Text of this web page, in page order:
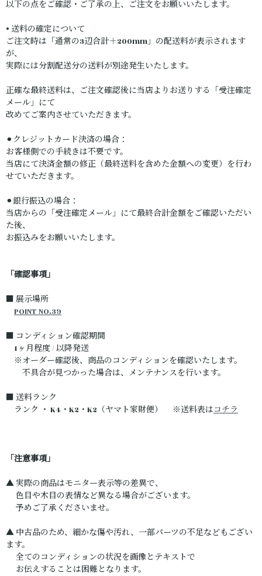
以下の点をご確認・ご了承の上、ご注文をお願いいたします。
• 送料の確定について
ご注文時は「通常の3辺合計＋200mm」の配送料が表示されます
が、
実際には分割配送分の送料が別途発生いたします。
正確な最終送料は、ご注文確認後に当店よりお送りする「受注確定
メール」にて
改めてご案内させていただきます。
⚫︎クレジットカード決済の場合：
お客様側での手続きは不要です。
当店にて決済金額の修正（最終送料を含めた金額への変更）を行わ
せていただきます。
⚫︎銀行振込の場合：
当店からの「受注確定メール」にて最終合計金額をご確認いただい
た後、
お振込みをお願いいたします。
「確認事項」
■ 展示場所
POINT NO.39
■ コンディション確認期間
1ヶ月程度 / 以降発送
※オーダー確認後、商品のコンディションを確認いたします。
不具合が見つかった場合は、メンテナンスを行います。
■ 送料ランク
ランク ・ K4・K2・K2（ヤマト家財便） ※送料表はコチラ
「注意事項」
▲ 実際の商品はモニター表示等の差異で、
色目や木目の表情など異なる場合がございます。
予めご了承くださいませ。
▲ 中古品のため、細かな傷や汚れ、一部パーツの不足などもござい
ます。
全てのコンディションの状況を画像とテキストで
お伝えすることは困難となります。